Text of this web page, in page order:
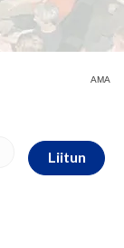
Liitun
AMA